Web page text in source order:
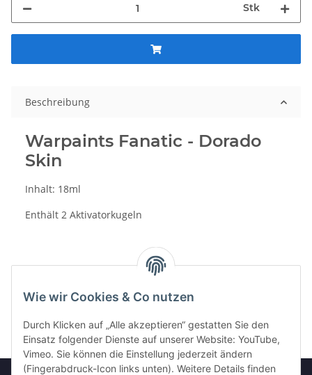
Wie wir Cookies & Co nutzen
Durch Klicken auf „Alle akzeptieren“ gestatten Sie den
Einsatz folgender Dienste auf unserer Website: YouTube,
Vimeo. Sie können die Einstellung jederzeit ändern
(Fingerabdruck-Icon links unten). Weitere Details finden
Stk
Beschreibung
Warpaints Fanatic - Dorado
Skin
Inhalt: 18ml
Enthält 2 Aktivatorkugeln